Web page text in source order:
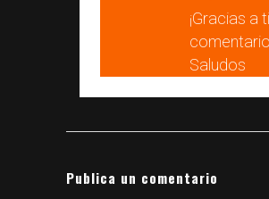
¡Gracias a
Saludos
Publica un comentario